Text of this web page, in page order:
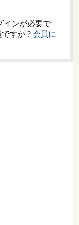
インが必要で
ですか ?会員に